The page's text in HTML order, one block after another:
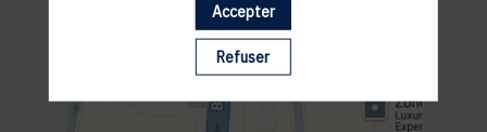
Accepter
Refuser